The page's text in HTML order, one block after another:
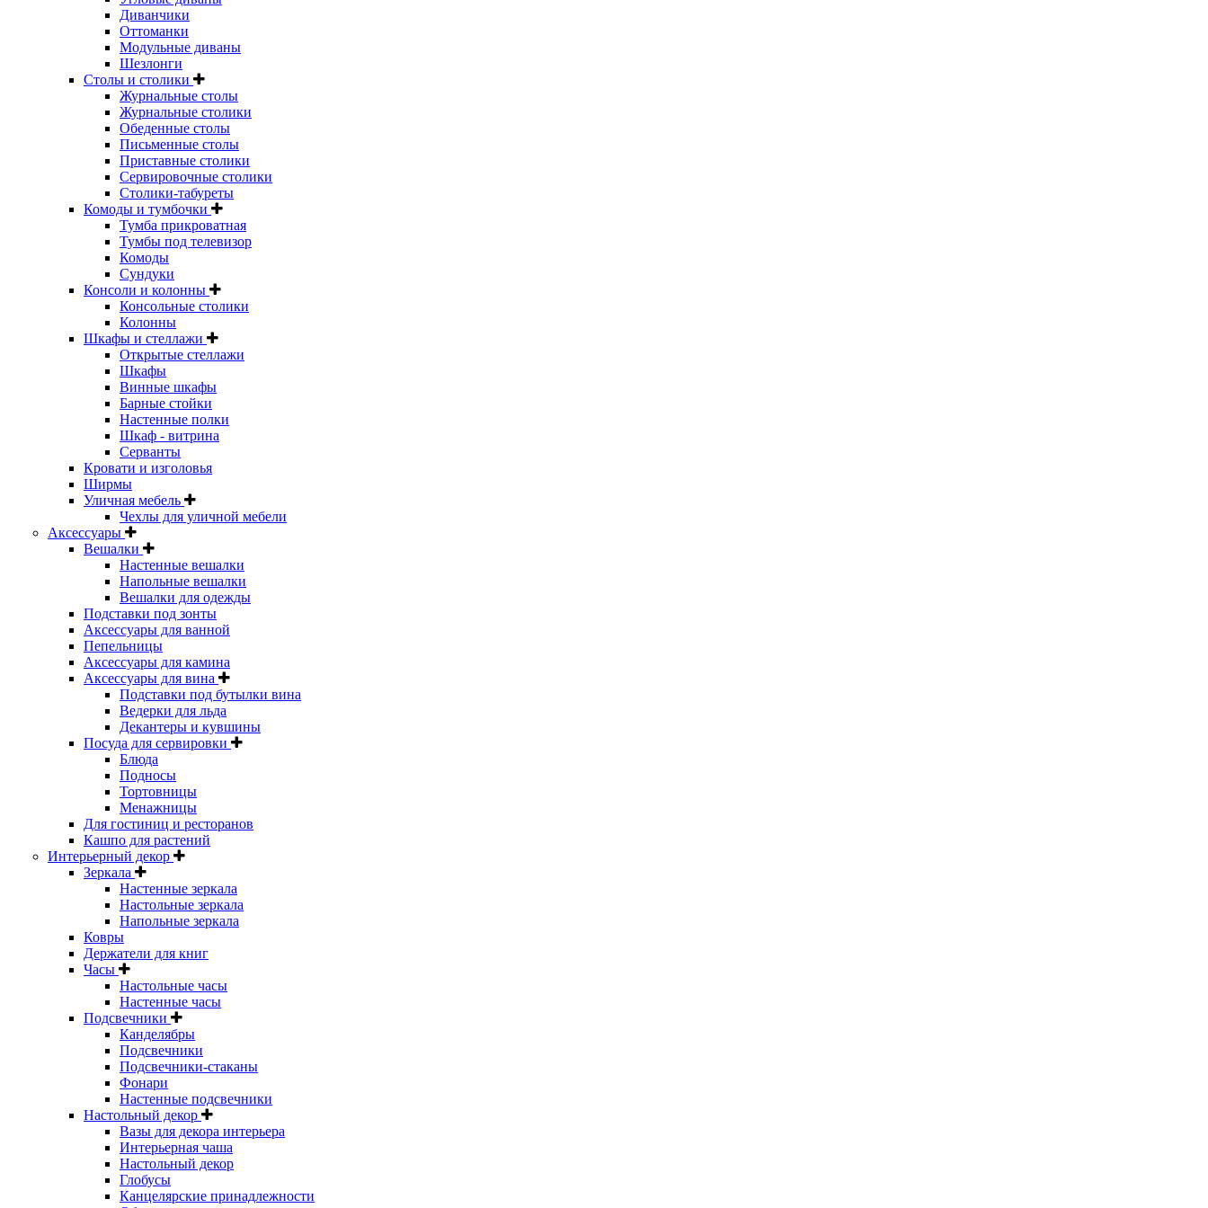
Диванчики
Оттоманки
Модульные диваны
Шезлонги
Столы и столики
Журнальные столы
Журнальные столики
Обеденные столы
Письменные столы
Приставные столики
Сервировочные столики
Столики-табуреты
Комоды и тумбочки
Тумба прикроватная
Тумбы под телевизор
Комоды
Сундуки
Консоли и колонны
Консольные столики
Колонны
Шкафы и стеллажи
Открытые стеллажи
Шкафы
Винные шкафы
Барные стойки
Настенные полки
Шкаф - витрина
Серванты
Кровати и изголовья
Ширмы
Уличная мебель
Чехлы для уличной мебели
Аксессуары
Вешалки
Настенные вешалки
Напольные вешалки
Вешалки для одежды
Подставки под зонты
Аксессуары для ванной
Пепельницы
Аксессуары для камина
Аксессуары для вина
Подставки под бутылки вина
Ведерки для льда
Декантеры и кувшины
Посуда для сервировки
Блюда
Подносы
Тортовницы
Менажницы
Для гостиниц и ресторанов
Кашпо для растений
Интерьерный декор
Зеркала
Настенные зеркала
Настольные зеркала
Напольные зеркала
Ковры
Держатели для книг
Часы
Настольные часы
Настенные часы
Подсвечники
Канделябры
Подсвечники
Подсвечники-стаканы
Фонари
Настенные подсвечники
Настольный декор
Вазы для декора интерьера
Интерьерная чаша
Настольный декор
Глобусы
Канцелярские принадлежности